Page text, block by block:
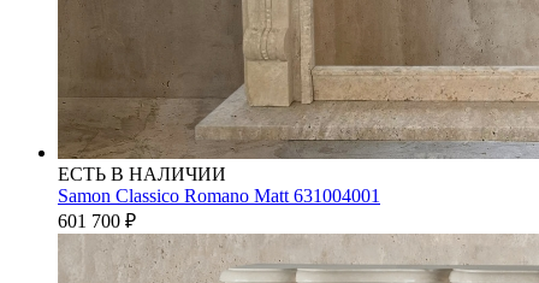
ЕСТЬ В НАЛИЧИИ
Samon Classico Romano Matt 631004001
601 700 ₽